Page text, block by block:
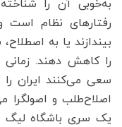
به‌خوبی آن را
رفتارهای نظام است
بیندازند یا به
را کاهش دهند. زمانی
سعی می‌کنند ایران
اصلاح‌طلب و اصولگرا
یک سری باشگاه لیگ